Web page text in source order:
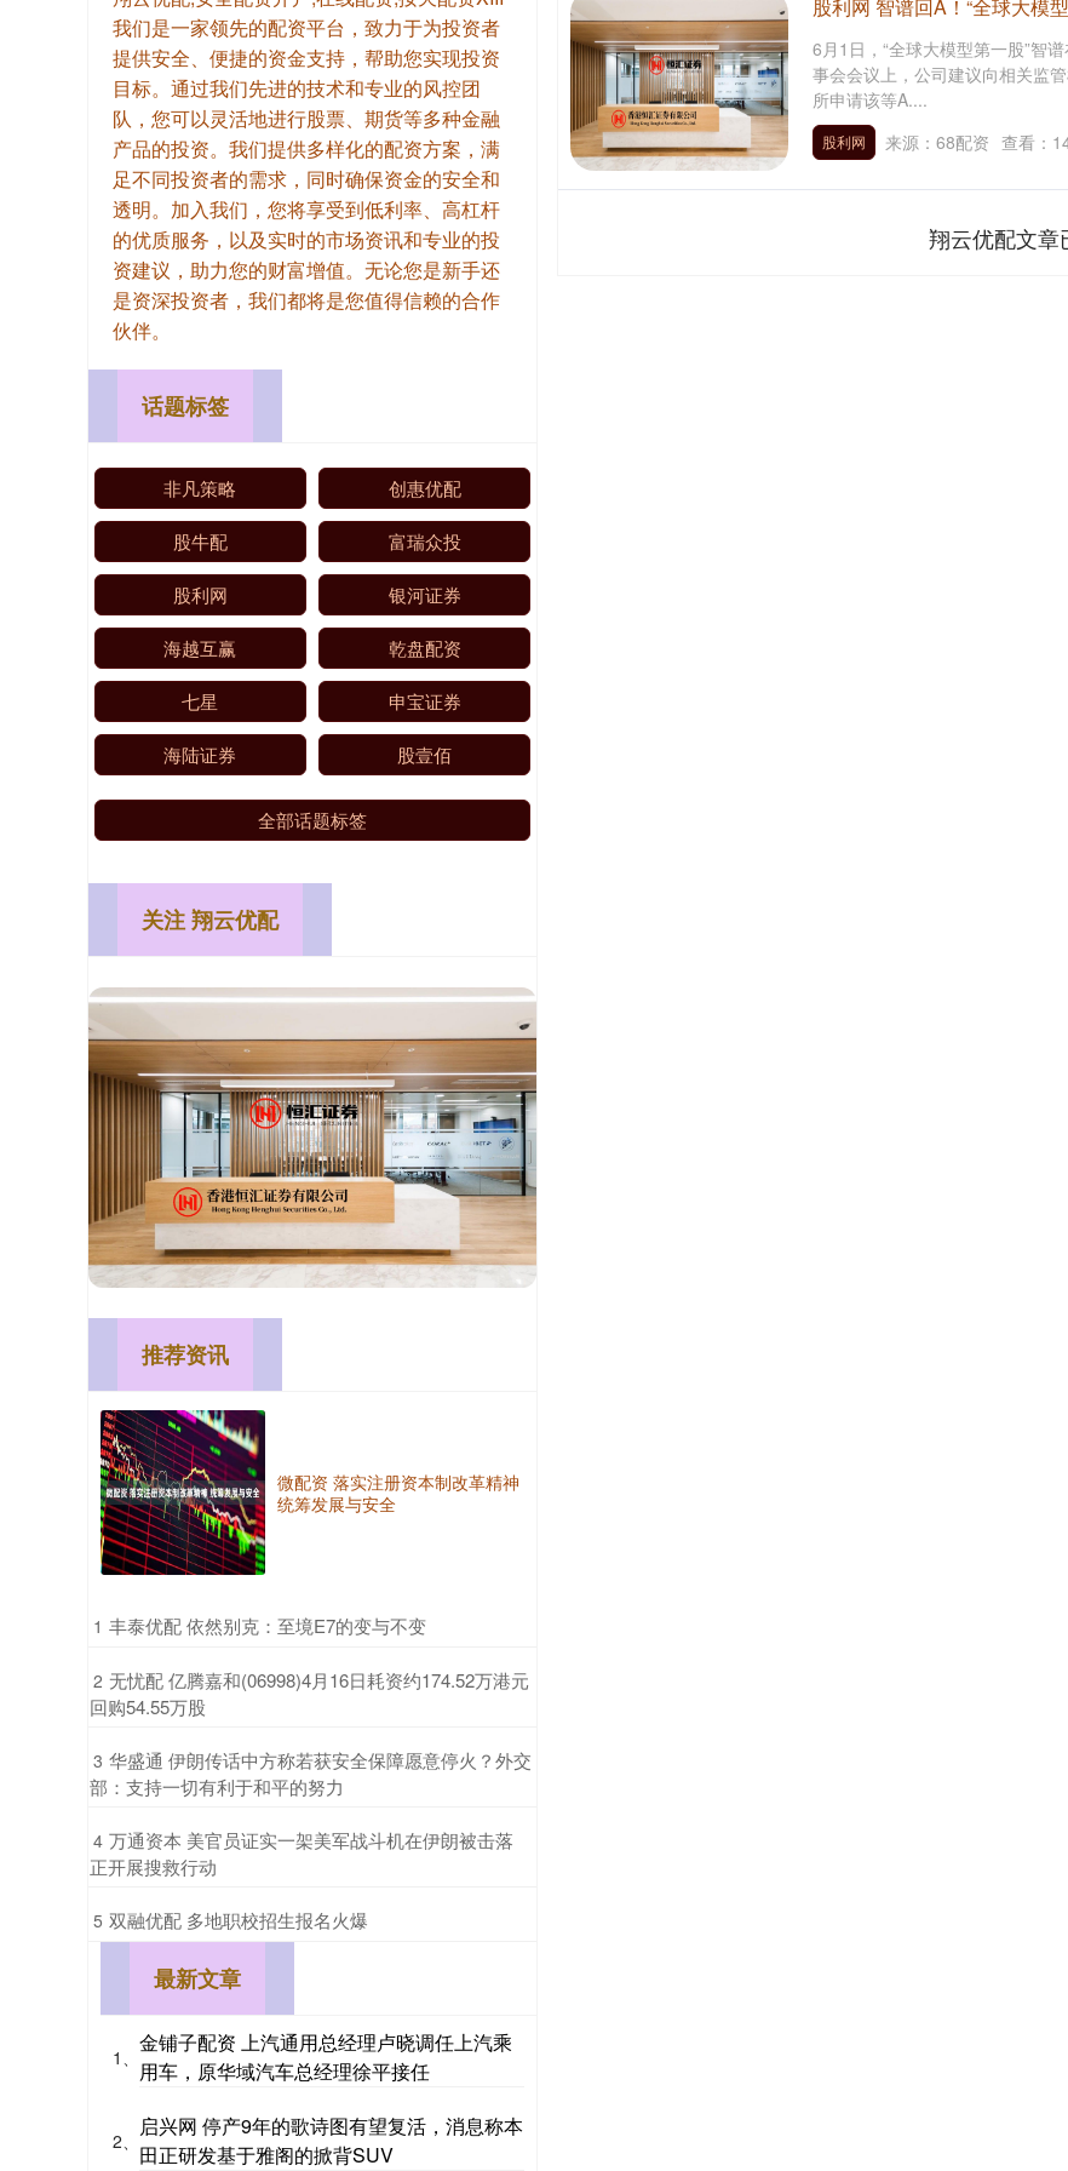
股利网 智谱回A！“全球大模
6月1日，“全球大模型第一股”智
事会会议上，公司建议向相关监
所申请该等A....
股利网 来源：68配资 查看：
翔云优配文章
我们是一家领先的配资平台，致力于为投资者
提供安全、便捷的资金支持，帮助您实现投资
目标。通过我们先进的技术和专业的风控团
队，您可以灵活地进行股票、期货等多种金融
产品的投资。我们提供多样化的配资方案，满
足不同投资者的需求，同时确保资金的安全和
透明。加入我们，您将享受到低利率、高杠杆
的优质服务，以及实时的市场资讯和专业的投
资建议，助力您的财富增值。无论您是新手还
是资深投资者，我们都将是您值得信赖的合作
伙伴。
话题标签
非凡策略 创惠优配
股牛配 富瑞众投
股利网 银河证券
海越互赢 乾盘配资
七星 申宝证券
海陆证券 股壹佰
全部话题标签
关注 翔云优配
推荐资讯
微配资 落实注册资本制改革精神
统筹发展与安全
1 ​丰泰优配 依然别克：至境E7的变与不变
2 ​无忧配 亿腾嘉和(06998)4月16日耗资约174.52万港元
回购54.55万股
3 ​华盛通 伊朗传话中方称若获安全保障愿意停火？外交
部：支持一切有利于和平的努力
4 ​万通资本 美官员证实一架美军战斗机在伊朗被击落
正开展搜救行动
5 ​双融优配 多地职校招生报名火爆
最新文章
1、
金铺子配资 上汽通用总经理卢晓调任上汽乘
用车，原华域汽车总经理徐平接任
2、
启兴网 停产9年的歌诗图有望复活，消息称本
田正研发基于雅阁的掀背SUV